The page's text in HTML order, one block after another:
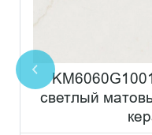
светлый